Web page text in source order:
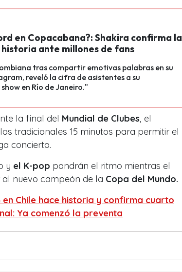
en Copacabana?: Shakira confirma la
ante millones de fans
tras compartir emotivas palabras en su
reveló la cifra de asistentes a su
en Río de Janeiro."
la final del Mundial de Clubes , el
tradicionales 15 minutos para permitir el
concierto.
y el K-pop pondrán el ritmo mientras el
nuevo campeón de la Copa del Mundo.
en Chile hace historia y confirma cuarto
Ya comenzó la preventa